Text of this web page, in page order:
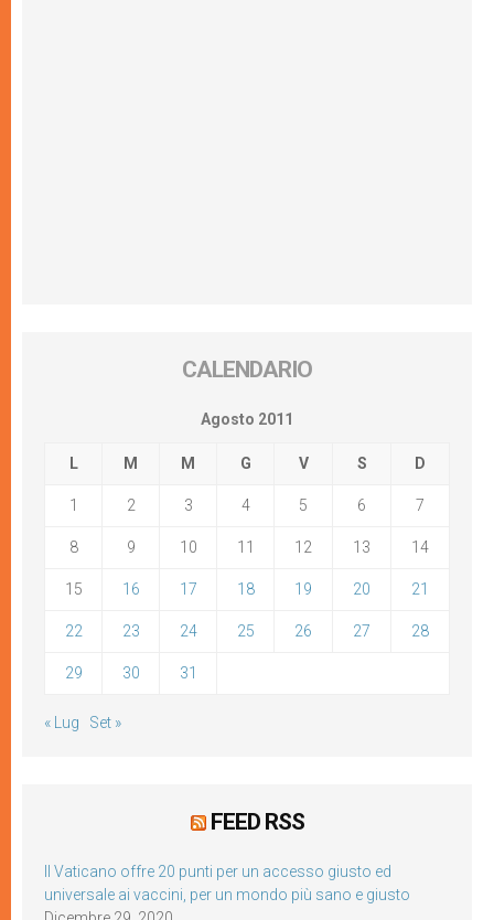
CALENDARIO
Agosto 2011
L M M G V S D
1 2 3 4 5 6 7
8 9 10 11 12 13 14
15 16 17 18 19 20 21
22 23 24 25 26 27 28
29 30 31
« Lug Set »
FEED RSS
Il Vaticano offre 20 punti per un accesso giusto ed
universale ai vaccini, per un mondo più sano e giusto